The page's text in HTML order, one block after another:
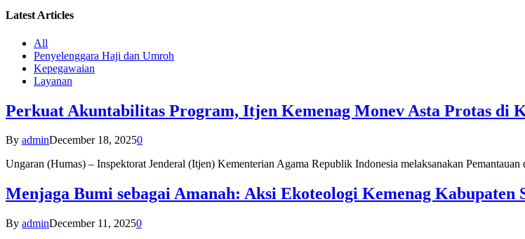
Latest Articles
All
Penyelenggara Haji dan Umroh
Kepegawaian
Layanan
Perkuat Akuntabilitas Program, Itjen Kemenag Monev Asta Protas di
By adminDecember 18, 20250
Ungaran (Humas) – Inspektorat Jenderal (Itjen) Kementerian Agama Republik Indonesia melaksanakan
Menjaga Bumi sebagai Amanah: Aksi Ekoteologi Kemenag Kabupaten
By adminDecember 11, 20250